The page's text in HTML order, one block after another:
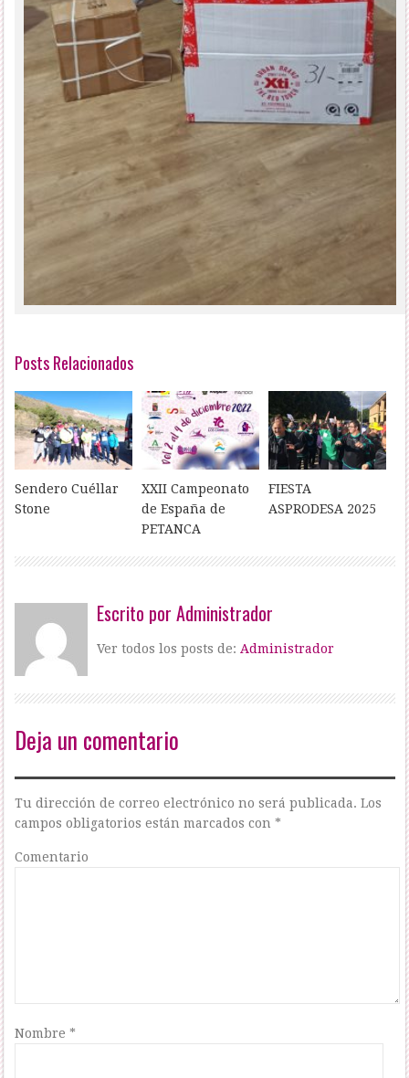
Posts Relacionados
Sendero Cuéllar
Stone
XXII Campeonato
de España de
PETANCA
FIESTA
ASPRODESA 2025
Escrito porAdministrador
Ver todos los posts de: Administrador
Deja un comentario
Tu dirección de correo electrónico no será publicada. Los
campos obligatorios están marcados con*
Comentario
Nombre*